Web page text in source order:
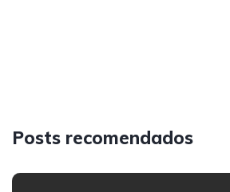
Posts recomendados